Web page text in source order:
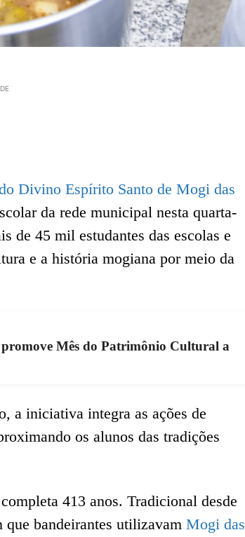
Divino Espírito Santo de Mogi das
da rede municipal nesta quarta-
de 45 mil estudantes das escolas e
e a história mogiana por meio da
Mês do Patrimônio Cultural a
a iniciativa integra as ações de
os alunos das tradições
413 anos. Tradicional desde
bandeirantes utilizavam Mogi das